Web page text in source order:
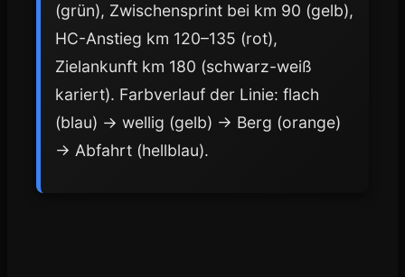
(grün), Zwischensprint bei km 90 (gelb),
HC-Anstieg km 120–135 (rot),
Zielankunft km 180 (schwarz-weiß
kariert). Farbverlauf der Linie: flach
(blau) → wellig (gelb) → Berg (orange)
→ Abfahrt (hellblau).